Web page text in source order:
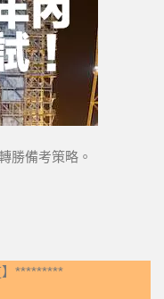
勝備考策略。
*********